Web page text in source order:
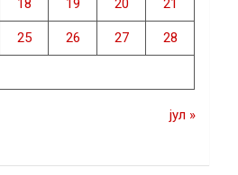
18 19 20 21
25 26 27 28
јул »